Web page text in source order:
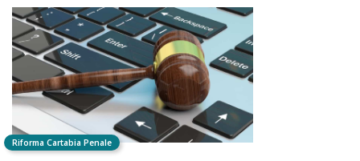
Riforma Cartabia Penale